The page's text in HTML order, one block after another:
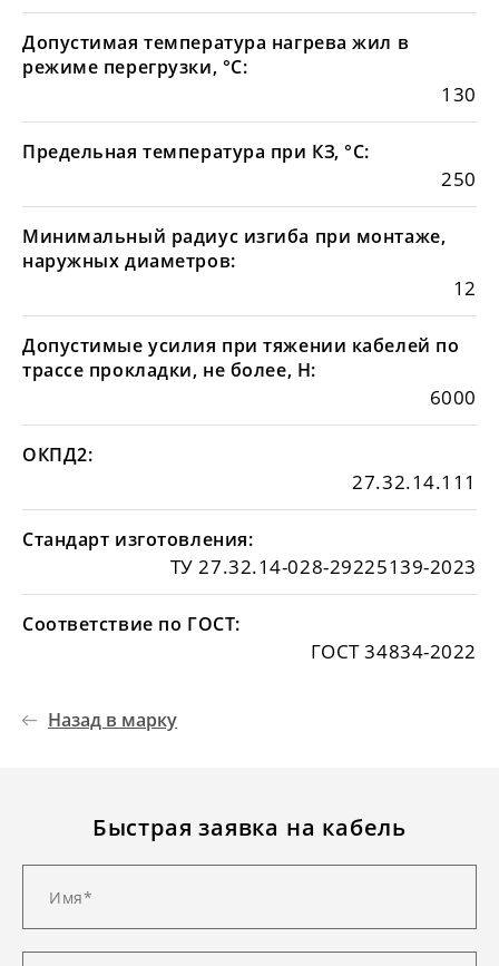
Допустимая температура нагрева жил в
режиме перегрузки, °С:
130
Предельная температура при КЗ, °С:
250
Минимальный радиус изгиба при монтаже,
наружных диаметров:
12
Допустимые усилия при тяжении кабелей по
трассе прокладки, не более, Н:
6000
ОКПД2:
27.32.14.111
Стандарт изготовления:
ТУ 27.32.14-028-29225139-2023
Соответствие по ГОСТ:
ГОСТ 34834-2022
Назад в марку
Быстрая заявка на кабель